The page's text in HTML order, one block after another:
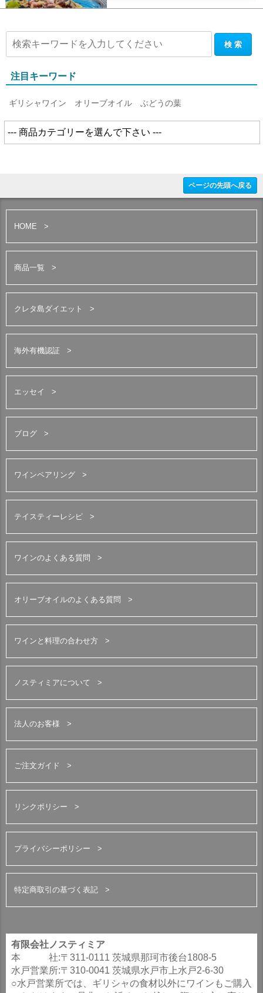
注目キーワード
ギリシャワイン オリーブオイル ぶどうの葉
ページの先頭へ戻る
HOME
商品一覧
クレタ島ダイエット
海外有機認証
エッセイ
ブログ
ワインペアリング
テイスティーレシピ
ワインのよくある質問
オリーブオイルのよくある質問
ワインと料理の合わせ方
ノスティミアについて
法人のお客様
ご注文ガイド
リンクポリシー
プライバシーポリシー
特定商取引の基づく表記
有限会社ノスティミア
本 社:〒311-0111 茨城県那珂市後台1808-5
水戸営業所:〒310-0041 茨城県水戸市上水戸2-6-30
○水戸営業所では、ギリシャの食材以外にワインもご購入